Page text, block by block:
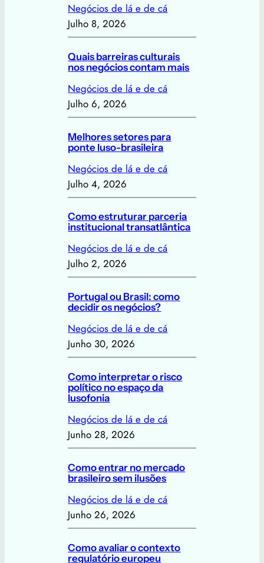
Negócios de lá e de cá
Julho 8, 2026
Quais barreiras culturais
nos negócios contam mais
Negócios de lá e de cá
Julho 6, 2026
Melhores setores para
ponte luso-brasileira
Negócios de lá e de cá
Julho 4, 2026
Como estruturar parceria
institucional transatlântica
Negócios de lá e de cá
Julho 2, 2026
Portugal ou Brasil: como
decidir os negócios?
Negócios de lá e de cá
Junho 30, 2026
Como interpretar o risco
político no espaço da
lusofonia
Negócios de lá e de cá
Junho 28, 2026
Como entrar no mercado
brasileiro sem ilusões
Negócios de lá e de cá
Junho 26, 2026
Como avaliar o contexto
regulatório europeu